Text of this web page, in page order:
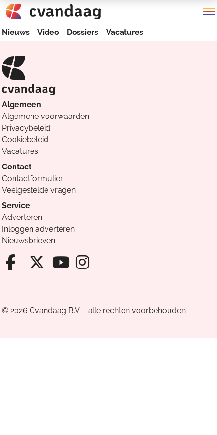
Nieuws Video Dossiers Vacatures
Algemeen
Algemene voorwaarden
Privacybeleid
Cookiebeleid
Vacatures
Contact
Contactformulier
Veelgestelde vragen
Service
Adverteren
Inloggen adverteren
Nieuwsbrieven
Facebook van Cvandaag
X van Cvandaag
Instagram van
© 2026 Cvandaag B.V. - alle rechten voorbehouden